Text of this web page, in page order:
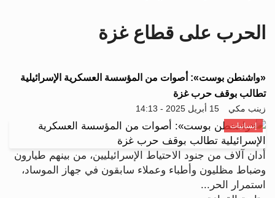
الحرب على قطاع غزة
«واشنطن بوست»: أصوات من المؤسسة العسكرية الإسرائيلية
تطالب بوقف حرب غزة
زينب مكي 15 أبريل 2025 - 14:13
إنسانيات
أدان آلاف من جنود الاحتياط الإسرائيليين، من بينهم طيارون
وضباط مظليون وأطباء وعملاء سابقون في جهاز الموساد،
استمرار الحر...